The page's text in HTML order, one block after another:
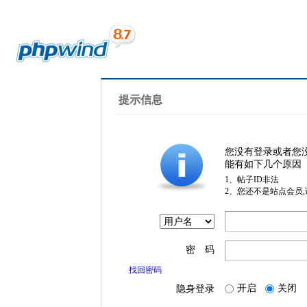
提示信息
您没有登录或者您
能有如下几个原因
1、帖子ID非法
2、您还不是站点会员
密 码
找回密码
隐身登录 开启 关闭